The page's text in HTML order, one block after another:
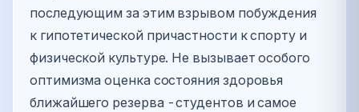
последующим за этим взрывом побуждения
к гипотетической причастности к спорту и
физической культуре. Не вызывает особого
оптимизма оценка состояния здоровья
ближайшего резерва -студентов и самое